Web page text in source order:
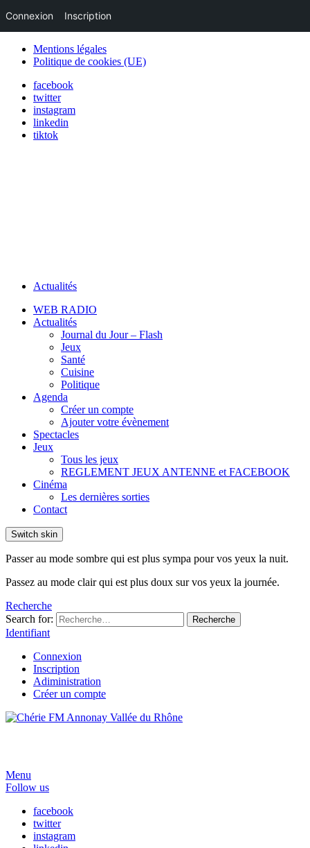
Mentions légales
Politique de cookies (UE)
facebook
twitter
instagram
linkedin
tiktok
Actualités
WEB RADIO
Actualités
Journal du Jour – Flash
Jeux
Santé
Cuisine
Politique
Agenda
Créer un compte
Ajouter votre évènement
Spectacles
Jeux
Tous les jeux
REGLEMENT JEUX ANTENNE et FACEBOOK
Cinéma
Les dernières sorties
Contact
Switch skin
Passer au mode sombre qui est plus sympa pour vos yeux la nuit.
Passez au mode clair qui est plus doux sur vos yeux la journée.
Recherche
Search for:
Recherche
Identifiant
Connexion
Inscription
Adiministration
Créer un compte
Menu
Follow us
facebook
twitter
instagram
Connexion Inscription